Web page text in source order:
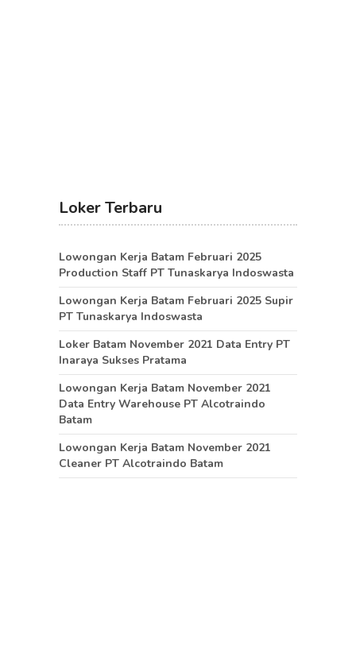
Loker Terbaru
Lowongan Kerja Batam Februari 2025
Production Staff PT Tunaskarya Indoswasta
Lowongan Kerja Batam Februari 2025 Supir
PT Tunaskarya Indoswasta
Loker Batam November 2021 Data Entry PT
Inaraya Sukses Pratama
Lowongan Kerja Batam November 2021
Data Entry Warehouse PT Alcotraindo
Batam
Lowongan Kerja Batam November 2021
Cleaner PT Alcotraindo Batam